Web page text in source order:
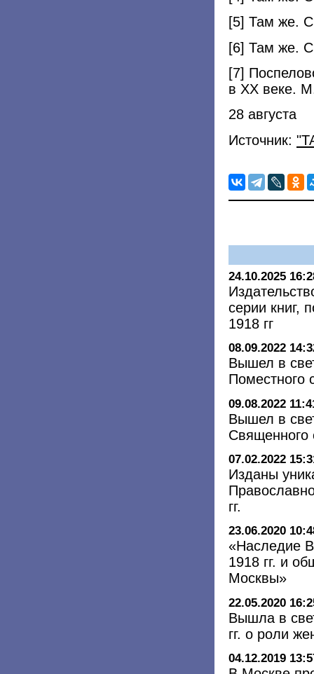
[5] Там же.
[6] Там же.
[7]
в XX веке.
28 августа
Источник:
24.10.2025
серии книг,
1918 гг
08.09.2022
Вышел в
Поместного
09.08.2022
Вышел в
Священного
07.02.2022
Изданы
гг.
23.06.2020
«Наследие
1918 гг. и
Москвы»
22.05.2020
Вышла в
гг. о роли
04.12.2019